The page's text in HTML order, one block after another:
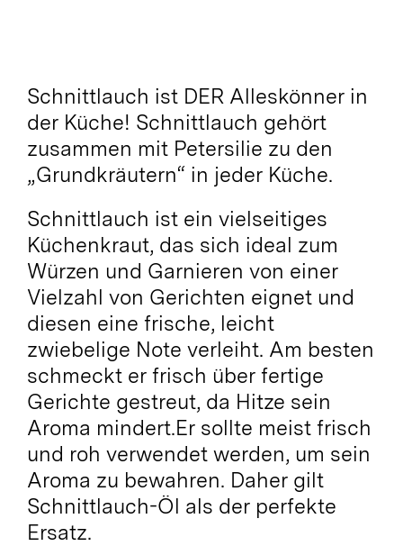
Schnittlauch ist DER Alleskönner in
der Küche! Schnittlauch gehört
zusammen mit Petersilie zu den
„Grundkräutern“ in jeder Küche.
Schnittlauch ist ein vielseitiges
Küchenkraut, das sich ideal zum
Würzen und Garnieren von einer
Vielzahl von Gerichten eignet und
diesen eine frische, leicht
zwiebelige Note verleiht. Am besten
schmeckt er frisch über fertige
Gerichte gestreut, da Hitze sein
Aroma mindert.Er sollte meist frisch
und roh verwendet werden, um sein
Aroma zu bewahren. Daher gilt
Schnittlauch-Öl als der perfekte
Ersatz.